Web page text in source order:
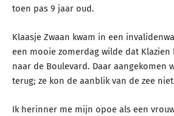
toen pas 9 jaar oud.
Klaasje Zwaan kwam in een
een mooie zomerdag wilde dat
naar de Boulevard. Daar aangekomen
terug; ze kon de aanblik van de zee
Ik herinner me mijn opoe als een